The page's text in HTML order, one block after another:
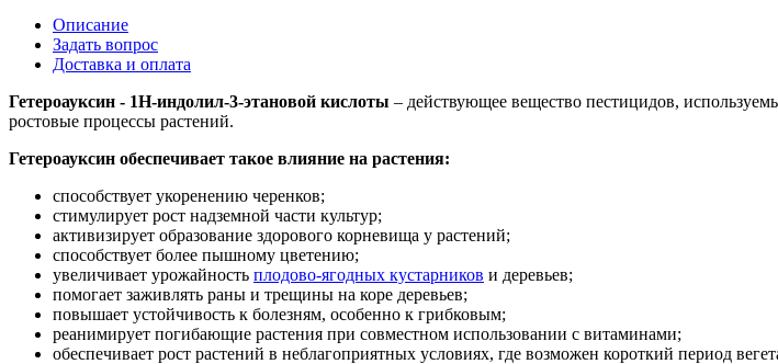
Описание
Задать вопрос
Доставка и оплата
Гетероауксин - 1Н-индолил-3-этановой кислоты – действующее вещество пестицидов,
ростовые процессы растений.
Гетероауксин обеспечивает такое влияние на растения:
способствует укоренению черенков;
стимулирует рост надземной части культур;
активизирует образование здорового корневища у растений;
способствует более пышному цветению;
увеличивает урожайность плодово-ягодных кустарников и деревьев;
помогает заживлять раны и трещины на коре деревьев;
повышает устойчивость к болезням, особенно к грибковым;
реанимирует погибающие растения при совместном использовании с витаминами;
обеспечивает рост растений в неблагоприятных условиях, где возможен короткий период